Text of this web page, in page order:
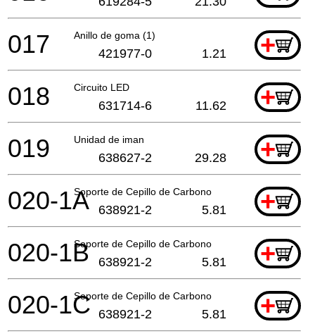
Anillo de goma (1) +
017 421977-0 1.21
Circuito LED +
018 631714-6 11.62
Unidad de iman +
019 638627-2 29.28
Soporte de Cepillo de Carbono +
020-1A 638921-2 5.81
Soporte de Cepillo de Carbono +
020-1B 638921-2 5.81
Soporte de Cepillo de Carbono +
020-1C 638921-2 5.81